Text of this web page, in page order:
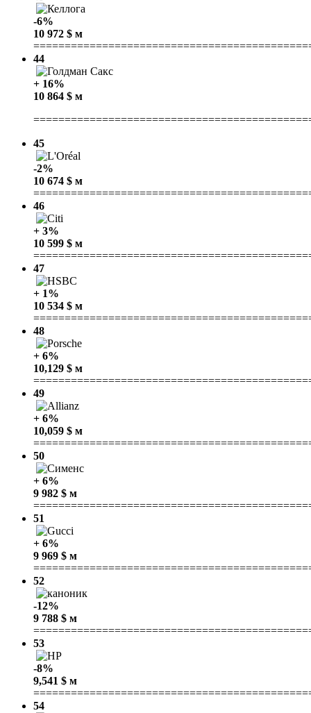
-6%
10 972 $ м
44
+ 16%
10 864 $ м
45
-2%
10 674 $ м
46
+ 3%
10 599 $ м
47
+ 1%
10 534 $ м
48
+ 6%
10,129 $ м
49
+ 6%
10,059 $ м
50
+ 6%
9 982 $ м
51
+ 6%
9 969 $ м
52
-12%
9 788 $ м
53
-8%
9,541 $ м
54